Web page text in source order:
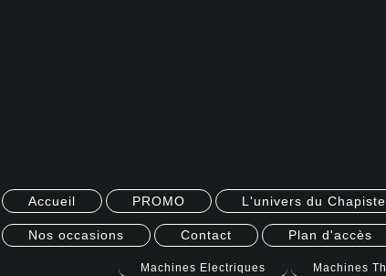
Accueil PROMO L'univers du Chapiste
Nos occasions Contact Plan d'accès
Machines Electriques Machines